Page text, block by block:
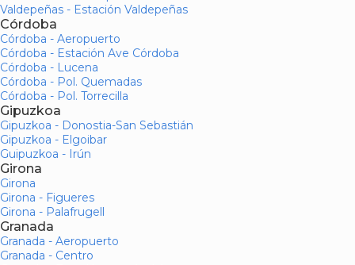
Valdepeñas - Estación Valdepeñas
Córdoba
Córdoba - Aeropuerto
Córdoba - Estación Ave Córdoba
Córdoba - Lucena
Córdoba - Pol. Quemadas
Córdoba - Pol. Torrecilla
Gipuzkoa
Gipuzkoa - Donostia-San Sebastián
Gipuzkoa - Elgoibar
Guipuzkoa - Irún
Girona
Girona
Girona - Figueres
Girona - Palafrugell
Granada
Granada - Aeropuerto
Granada - Centro